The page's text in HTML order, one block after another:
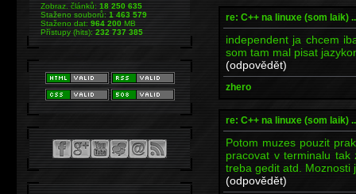
re: C++ na linuxe (som laik)
independent ja chcem
som tam mal pisat
(odpovědět)
zhero
re: C++ na linuxe (som laik)
Potom muzes pouzit
pracovat v terminalu tak
treba gedit atd. Moznosti
(odpovědět)
Zobraz. článků:18 250 635
Staženo souborů:1 463 579
Staženo dat:964 200MB
Přístupy (hits):232 737 385